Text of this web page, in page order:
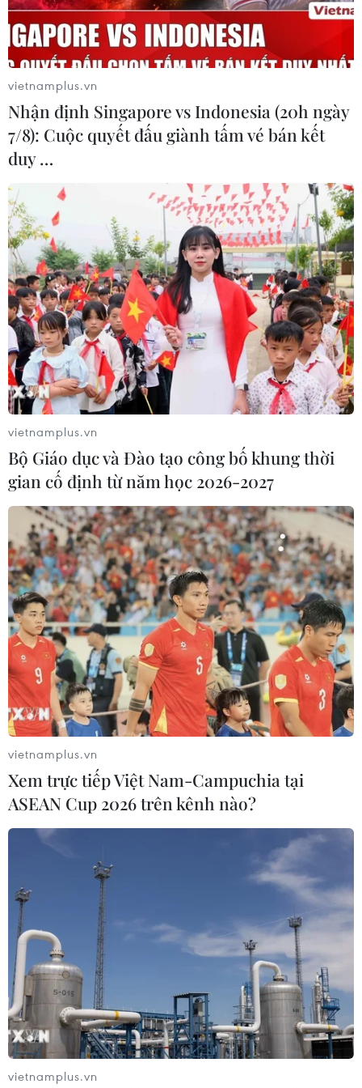
Công ty AZ vẫn làm bảo vệ ở Bệnh viện Nhi
Trung ương đến hết tháng 7
11/07/2016 08:56
Phó giáo sư Lê Thanh Hải - Giám đốc Bệnh viện Nhi
Trung ương cho biết, hết tháng Bảy, hợp đồng bảo vệ
với Công ty AZ sẽ hết hiệu lực, khi đó bệnh viện sẽ
chấm dứt hợp đồng với công ty này.
Hà Nội xử lý cơ sở “đầu độc” môi trường:
Cơ quan cấp huyện bất lực!
23/09/2016 22:22
Mặc dù Sở Tài nguyên và Môi trường Hà Nội đã có
công văn hướng dẫn Ủy ban nhân dân huyện Sóc Sơn
chỉ đạo xử lý dứt điểm các công trình vi phạm từ năm
2015, nhưng đến nay vẫn “trơ gan cùng tuế nguyệt.”
Người lao động thắng kiện doanh nghiệp
vietnamplus.vn
Nhận định Singapore vs Indonesia (20h ngày
7/8): Cuộc quyết đấu giành tấm vé bán kết
duy …
vietnamplus.vn
Bộ Giáo dục và Đào tạo công bố khung thời
gian cố định từ năm học 2026-2027
vietnamplus.vn
Xem trực tiếp Việt Nam-Campuchia tại
ASEAN Cup 2026 trên kênh nào?
vietnamplus.vn